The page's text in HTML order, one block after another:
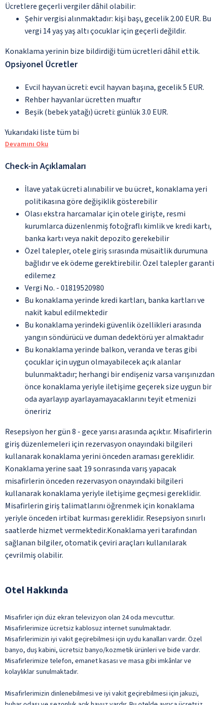
Ücretlere geçerli vergiler dâhil olabilir:
Şehir vergisi alınmaktadır: kişi başı, gecelik 2.00 EUR. Bu
vergi 14 yaş yaş altı çocuklar için geçerli değildir.
Konaklama yerinin bize bildirdiği tüm ücretleri dâhil ettik.
Opsiyonel Ücretler
Evcil hayvan ücreti: evcil hayvan başına, gecelik 5 EUR.
Rehber hayvanlar ücretten muaftır
Beşik (bebek yatağı) ücreti: günlük 3.0 EUR.
Yukarıdaki liste tüm bi
Devamını Oku
Check-in Açıklamaları
İlave yatak ücreti alınabilir ve bu ücret, konaklama yeri
politikasına göre değişiklik gösterebilir
Olası ekstra harcamalar için otele girişte, resmi
kurumlarca düzenlenmiş fotoğraflı kimlik ve kredi kartı,
banka kartı veya nakit depozito gerekebilir
Özel talepler, otele giriş sırasında müsaitlik durumuna
bağlıdır ve ek ödeme gerektirebilir. Özel talepler garanti
edilemez
Vergi No. - 01819520980
Bu konaklama yerinde kredi kartları, banka kartları ve
nakit kabul edilmektedir
Bu konaklama yerindeki güvenlik özellikleri arasında
yangın söndürücü ve duman dedektörü yer almaktadır
Bu konaklama yerinde balkon, veranda ve teras gibi
çocuklar için uygun olmayabilecek açık alanlar
bulunmaktadır; herhangi bir endişeniz varsa varışınızdan
önce konaklama yeriyle iletişime geçerek size uygun bir
oda ayarlayıp ayarlayamayacaklarını teyit etmenizi
öneririz
Resepsiyon her gün 8 - gece yarısı arasında açıktır. Misafirlerin
giriş düzenlemeleri için rezervasyon onayındaki bilgileri
kullanarak konaklama yerini önceden araması gereklidir.
Konaklama yerine saat 19 sonrasında varış yapacak
misafirlerin önceden rezervasyon onayındaki bilgileri
kullanarak konaklama yeriyle iletişime geçmesi gereklidir.
Misafirlerin giriş talimatlarını öğrenmek için konaklama
yeriyle önceden irtibat kurması gereklidir. Resepsiyon sınırlı
saatlerde hizmet vermektedir.Konaklama yeri tarafından
sağlanan bilgiler, otomatik çeviri araçları kullanılarak
çevrilmiş olabilir.
Otel Hakkında
Misafirler için düz ekran televizyon olan 24 oda mevcuttur.
Misafirlerimize ücretsiz kablosuz internet sunulmaktadır.
Misafirlerimizin iyi vakit geçirebilmesi için uydu kanalları vardır. Özel
banyo, duş kabini, ücretsiz banyo/kozmetik ürünleri ve bide vardır.
Misafirlerimize telefon, emanet kasası ve masa gibi imkânlar ve
kolaylıklar sunulmaktadır.
Misafirlerimizin dinlenebilmesi ve iyi vakit geçirebilmesi için jakuzi,